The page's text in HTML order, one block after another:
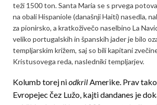
teži 1500 ton. Santa Maria se s prvega
na obali Hispaniole (današnji Haiti) nasedla,
za pionirsko, a kratkoživečo naselbino La
veliko portugalskih in španskih jader je bilo
templjarskim križem, saj so bili kapitani
Kristusovega reda, nasledniki templjarjev.
Kolumb torej niodkril Amerike. Prav
Evropejec čez Lužo, kajti dandanes je